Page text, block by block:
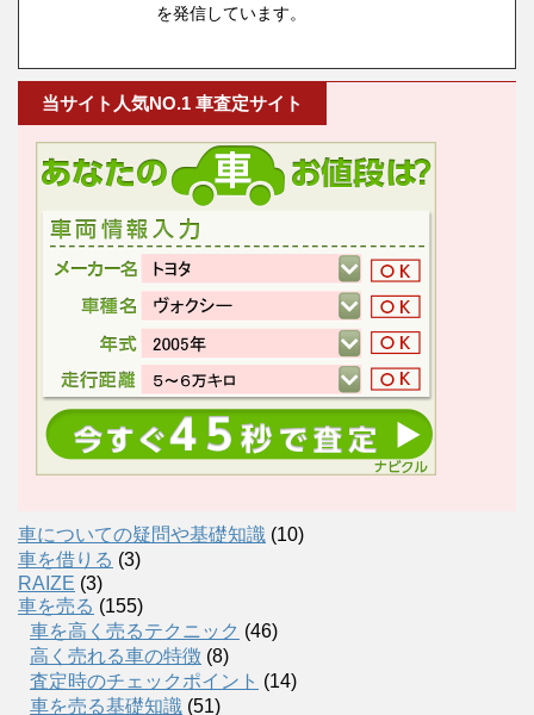
を発信しています。
当サイト人気NO.1 車査定サイト
車についての疑問や基礎知識 (10)
車を借りる (3)
RAIZE (3)
車を売る (155)
車を高く売るテクニック (46)
高く売れる車の特徴 (8)
査定時のチェックポイント (14)
車を売る基礎知識 (51)